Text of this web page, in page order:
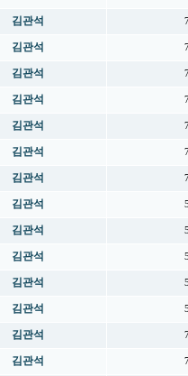
김관석
김관석
김관석
김관석
김관석
김관석
김관석
김관석 5
김관석 5
김관석 5
김관석 5
김관석 5
김관석
김관석